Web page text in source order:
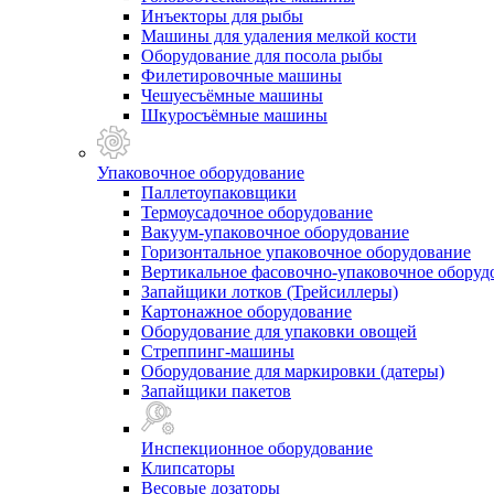
Инъекторы для рыбы
Машины для удаления мелкой кости
Оборудование для посола рыбы
Филетировочные машины
Чешуесъёмные машины
Шкуросъёмные машины
Упаковочное оборудование
Паллетоупаковщики
Термоусадочное оборудование
Вакуум-упаковочное оборудование
Горизонтальное упаковочное оборудование
Вертикальное фасовочно-упаковочное
Запайщики лотков (Трейсиллеры)
Картонажное оборудование
Оборудование для упаковки овощей
Стреппинг-машины
Оборудование для маркировки (датеры)
Запайщики пакетов
Инспекционное оборудование
Клипсаторы
Весовые дозаторы